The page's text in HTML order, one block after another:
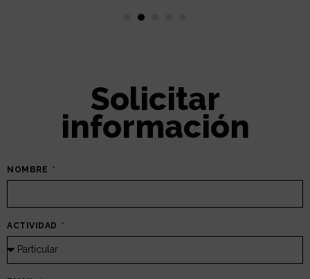
Solicitar
información
NOMBRE
ACTIVIDAD